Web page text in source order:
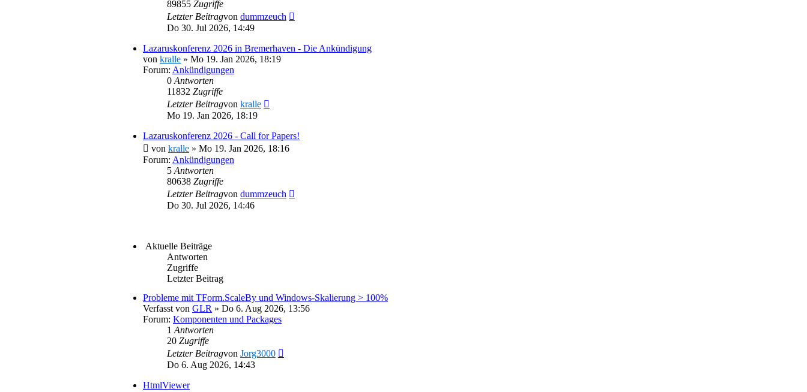
89855 Zugriffe
Letzter Beitragvon dummzeuch
Do 30. Jul 2026, 14:49
Lazaruskonferenz 2026 in Bremerhaven - Die Ankündigung
von kralle » Mo 19. Jan 2026, 18:19
Forum: Ankündigungen
0Antworten
11832 Zugriffe
Letzter Beitragvon kralle
Mo 19. Jan 2026, 18:19
Lazaruskonferenz 2026 - Call for Papers!
von kralle » Mo 19. Jan 2026, 18:16
Forum: Ankündigungen
5Antworten
80638 Zugriffe
Letzter Beitragvon dummzeuch
Do 30. Jul 2026, 14:46
Aktuelle Beiträge
Antworten
Zugriffe
Letzter Beitrag
Probleme mit TForm.ScaleBy und Windows-Skalierung > 100%
Verfasst von GLR » Do 6. Aug 2026, 13:56
Forum: Komponenten und Packages
1Antworten
20 Zugriffe
Letzter Beitragvon Jorg3000
Do 6. Aug 2026, 14:43
HtmlViewer